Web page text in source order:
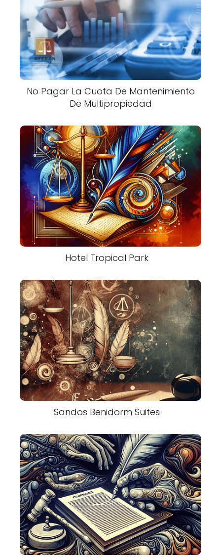
No Pagar La Cuota De Mantenimiento
De Multipropiedad
Hotel Tropical Park
Sandos Benidorm Suites